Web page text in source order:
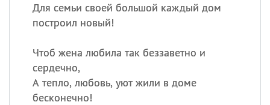
Для семьи своей большой каждый дом
построил новый!
Чтоб жена любила так беззаветно и
сердечно,
А тепло, любовь, уют жили в доме
бесконечно!
происхождение